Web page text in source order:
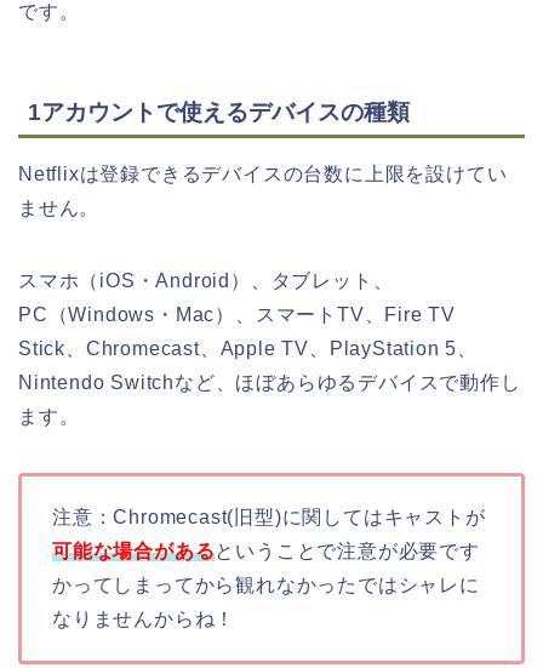
です。
1アカウントで使えるデバイスの種類
Netflixは登録できるデバイスの台数に上限を設けてい
ません。
スマホ（iOS・Android）、タブレット、
PC（Windows・Mac）、スマートTV、Fire TV
Stick、Chromecast、Apple TV、PlayStation 5、
Nintendo Switchなど、ほぼあらゆるデバイスで動作し
ます。
注意：Chromecast(旧型)に関してはキャストが
可能な場合があるということで注意が必要です
かってしまってから観れなかったではシャレに
なりませんからね！